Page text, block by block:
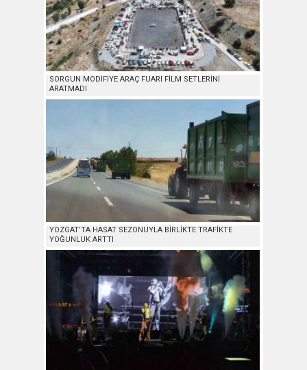
SORGUN MODİFİYE ARAÇ FUARI FİLM SETLERİNİ
ARATMADI
YOZGAT’TA HASAT SEZONUYLA BİRLİKTE TRAFİKTE
YOĞUNLUK ARTTI